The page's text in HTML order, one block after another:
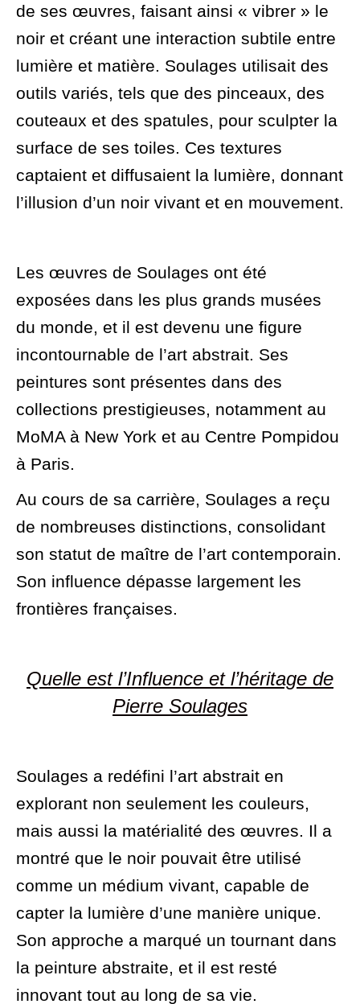
de ses œuvres, faisant ainsi « vibrer » le
noir et créant une interaction subtile entre
lumière et matière. Soulages utilisait des
outils variés, tels que des pinceaux, des
couteaux et des spatules, pour sculpter la
surface de ses toiles. Ces textures
captaient et diffusaient la lumière, donnant
l’illusion d’un noir vivant et en mouvement.
Les œuvres de Soulages ont été
exposées dans les plus grands musées
du monde, et il est devenu une figure
incontournable de l’art abstrait. Ses
peintures sont présentes dans des
collections prestigieuses, notamment au
MoMA à New York et au Centre Pompidou
à Paris.
Au cours de sa carrière, Soulages a reçu
de nombreuses distinctions, consolidant
son statut de maître de l’art contemporain.
Son influence dépasse largement les
frontières françaises.
Quelle est l’Influence et l’héritage de
Pierre Soulages
Soulages a redéfini l’art abstrait en
explorant non seulement les couleurs,
mais aussi la matérialité des œuvres. Il a
montré que le noir pouvait être utilisé
comme un médium vivant, capable de
capter la lumière d’une manière unique.
Son approche a marqué un tournant dans
la peinture abstraite, et il est resté
innovant tout au long de sa vie.